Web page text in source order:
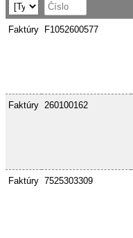
Faktúry F1052600577
Faktúry 260100162
Faktúry 7525303309